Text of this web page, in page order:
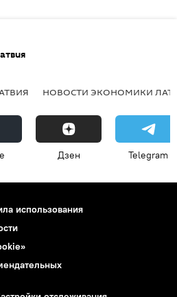
НОВОСТИ ЭКОНОМИКИ
Дзен Telegram
использования